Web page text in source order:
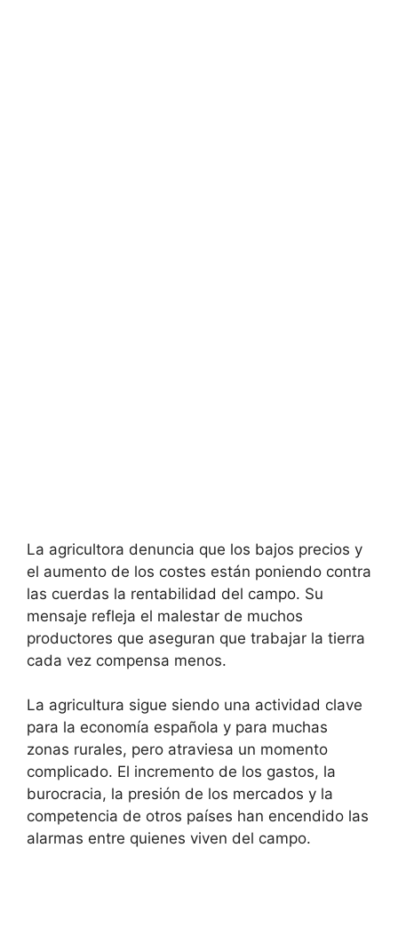
La agricultora denuncia que los bajos precios y
el aumento de los costes están poniendo contra
las cuerdas la rentabilidad del campo. Su
mensaje refleja el malestar de muchos
productores que aseguran que trabajar la tierra
cada vez compensa menos.
La agricultura sigue siendo una actividad clave
para la economía española y para muchas
zonas rurales, pero atraviesa un momento
complicado. El incremento de los gastos, la
burocracia, la presión de los mercados y la
competencia de otros países han encendido las
alarmas entre quienes viven del campo.